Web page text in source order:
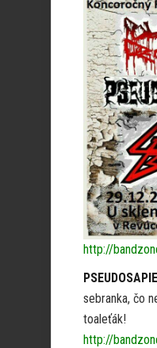
http://
sebranka, čo
toaleťák!
http://